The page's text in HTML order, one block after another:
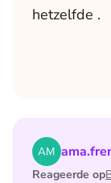
hetzelfde .
Reageerde op
Lees het